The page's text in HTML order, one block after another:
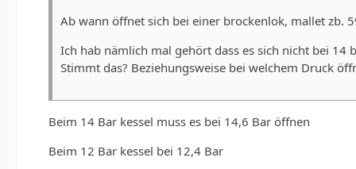
Ab wann öffnet sich bei einer brockenlok, mallet zb.
Ich hab nämlich mal gehört dass es sich nicht bei
Stimmt das? Beziehungsweise bei welchem Druck
Beim 14 Bar kessel muss es bei 14,6 Bar öffnen
Beim 12 Bar kessel bei 12,4 Bar